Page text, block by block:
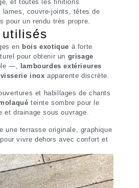
et toutes les finitions
lames, couvre-joints, têtes de
pour un rendu très propre.
en bois exotique à forte
pour obtenir un grisage
—,
lambourdes extérieures
visserie inox apparente discrète.
et habillages de chants
teinte sombre pour le
et drainage sous ouvrage.
une terrasse originale, graphique
vivre dehors avec confort et